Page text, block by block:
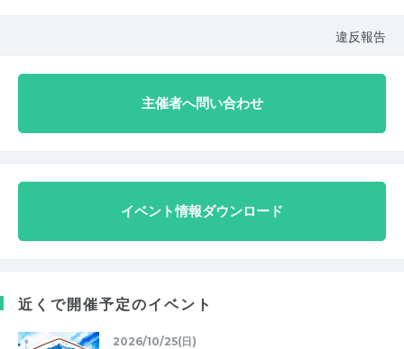
違反報告
主催者へ問い合わせ
イベント情報ダウンロード
近くで開催予定のイベント
2026/10/25(日)